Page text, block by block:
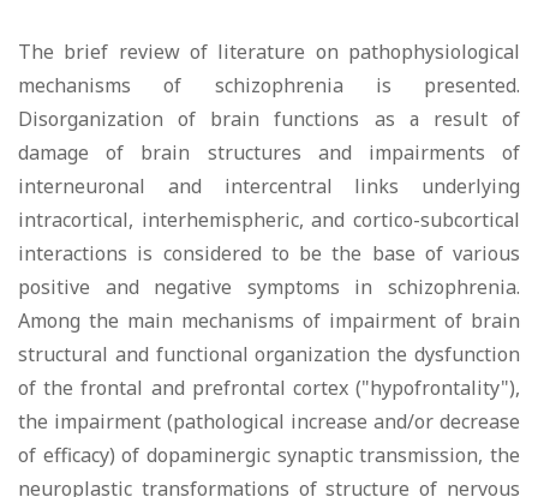
The brief review of literature оn pathophysiological
mechanisms of schizophrenia is presented.
Disorganization of brain functions as а result of
damage of brain structures and impairments of
interneuronal and intercentral links underlying
intracortical, interhemispheric, and cortico-subcortical
interactions is considered to bе the base of various
positive and negative symptoms in schizophrenia.
Among the main mechanisms of impairment of brain
structural and functional organization the dysfunction
of the frontal and prefrontal cortex ("hypofrontality"),
the impairment (pathological increase and/or decrease
of efficacy) of dopaminergic synaptic transmission, the
neuroplastic transformations of structure of nervous